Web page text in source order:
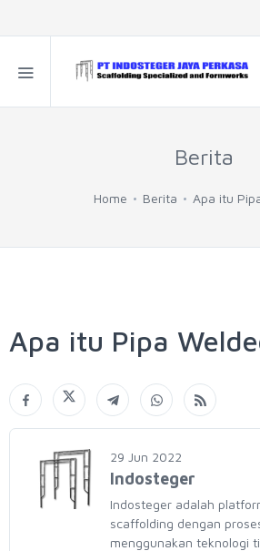
Berita
Home Berita Apa itu
Apa itu Pipa
29 Jun 2022
Indosteger
Indosteger adalah
scaffolding dengan
menggunakan teknologi